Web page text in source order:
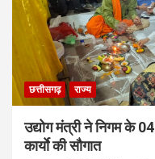
छत्तीसगढ़ राज्य
उद्योग मंत्री ने निगम के
कार्याे की सौगात